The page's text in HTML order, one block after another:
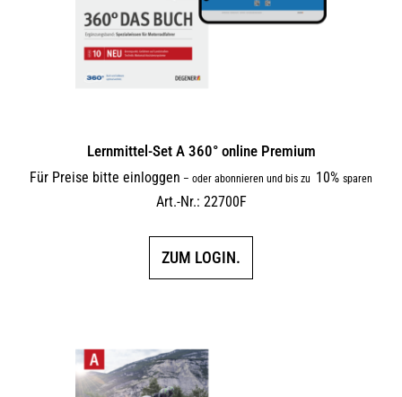
Lernmittel-Set A 360° online Premium
Für Preise bitte einloggen – oder abonnieren und bis zu 10% sparen
Art.-Nr.: 22700F
ZUM LOGIN.